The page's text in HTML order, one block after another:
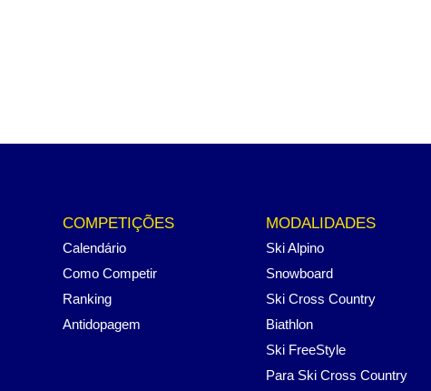
COMPETIÇÕES
Calendário
Como Competir
Ranking
Antidopagem
MODALIDADES
Ski Alpino
Snowboard
Ski Cross Country
Biathlon
Ski FreeStyle
Para Ski Cross Country